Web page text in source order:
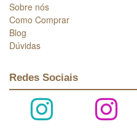
Sobre nós
Como Comprar
Blog
Dúvidas
Redes Sociais